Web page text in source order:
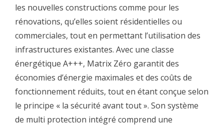
les nouvelles constructions comme pour les
rénovations, qu’elles soient résidentielles ou
commerciales, tout en permettant l’utilisation des
infrastructures existantes. Avec une classe
énergétique A+++, Matrix Zéro garantit des
économies d’énergie maximales et des coûts de
fonctionnement réduits, tout en étant conçue selon
le principe « la sécurité avant tout ». Son système
de multi protection intégré comprend une